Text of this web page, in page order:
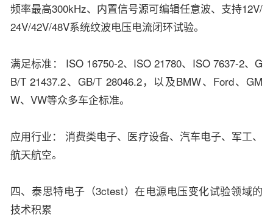
频率最高300kHz、内置信号源可编辑任意波、支持12V/
24V/42V/48V系统纹波电压电流闭环试验。
满足标准： ISO 16750-2、ISO 21780、ISO 7637-2、G
B/T 21437.2、GB/T 28046.2，以及BMW、Ford、GM
W、VW等众多车企标准。
应用行业： 消费类电子、医疗设备、汽车电子、军工、
航天航空。
四、泰思特电子（3ctest）在电源电压变化试验领域的
技术积累